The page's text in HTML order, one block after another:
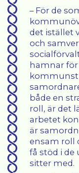
– För de
det istället
och
hamnar
både en
roll, är det
arbetet
är
ensam roll
få stöd i
sitter med.